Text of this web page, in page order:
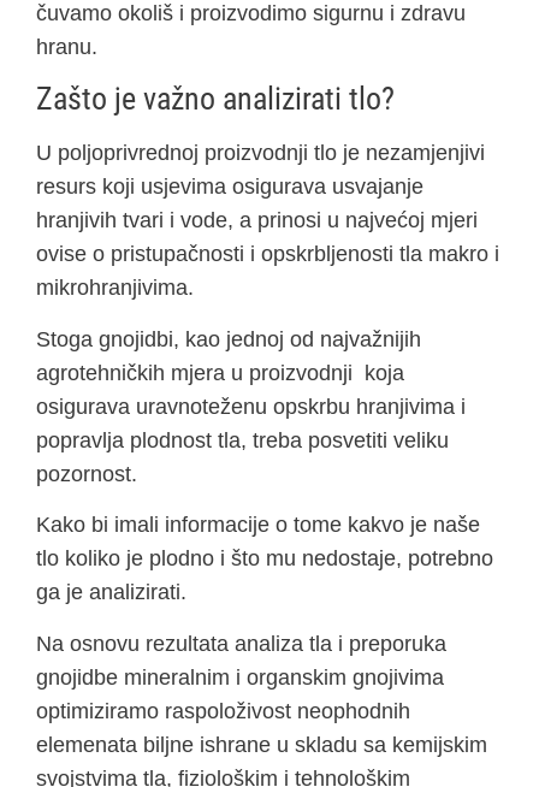
čuvamo okoliš i proizvodimo sigurnu i zdravu
hranu.
Zašto je važno analizirati tlo?
U poljoprivrednoj proizvodnji tlo je nezamjenjivi
resurs koji usjevima osigurava usvajanje
hranjivih tvari i vode, a prinosi u najvećoj mjeri
ovise o pristupačnosti i opskrbljenosti tla makro i
mikrohranjivima.
Stoga gnojidbi, kao jednoj od najvažnijih
agrotehničkih mjera u proizvodnji koja
osigurava uravnoteženu opskrbu hranjivima i
popravlja plodnost tla, treba posvetiti veliku
pozornost.
Kako bi imali informacije o tome kakvo je naše
tlo koliko je plodno i što mu nedostaje, potrebno
ga je analizirati.
Na osnovu rezultata analiza tla i preporuka
gnojidbe mineralnim i organskim gnojivima
optimiziramo raspoloživost neophodnih
elemenata biljne ishrane u skladu sa kemijskim
svojstvima tla, fiziološkim i tehnološkim